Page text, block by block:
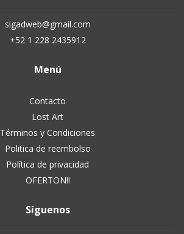
sigadweb@gmail.com
+52 1 228 2435912
Menú
Contacto
Lost Art
Términos y Condiciones
Politica de reembolso
Política de privacidad
OFERTON!!
Síguenos